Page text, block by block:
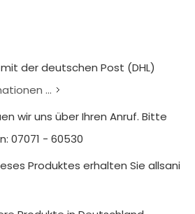
der deutschen Post (DHL)
...
wir uns über Ihren Anruf. Bitte
07071 - 60530
Produktes erhalten Sie allsani